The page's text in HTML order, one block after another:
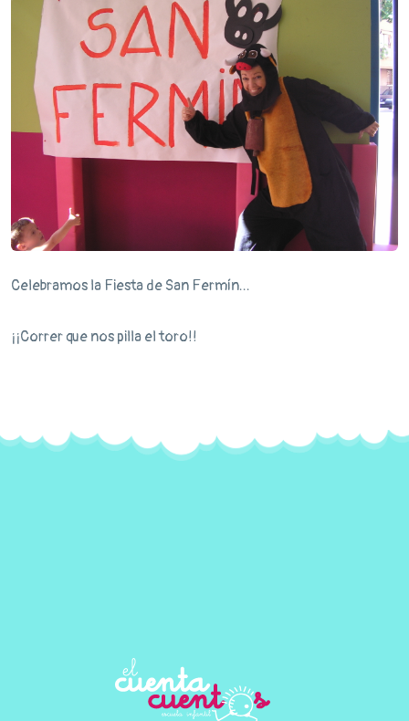
Celebramos la Fiesta de San Fermín...
¡¡Correr que nos pilla el toro!!